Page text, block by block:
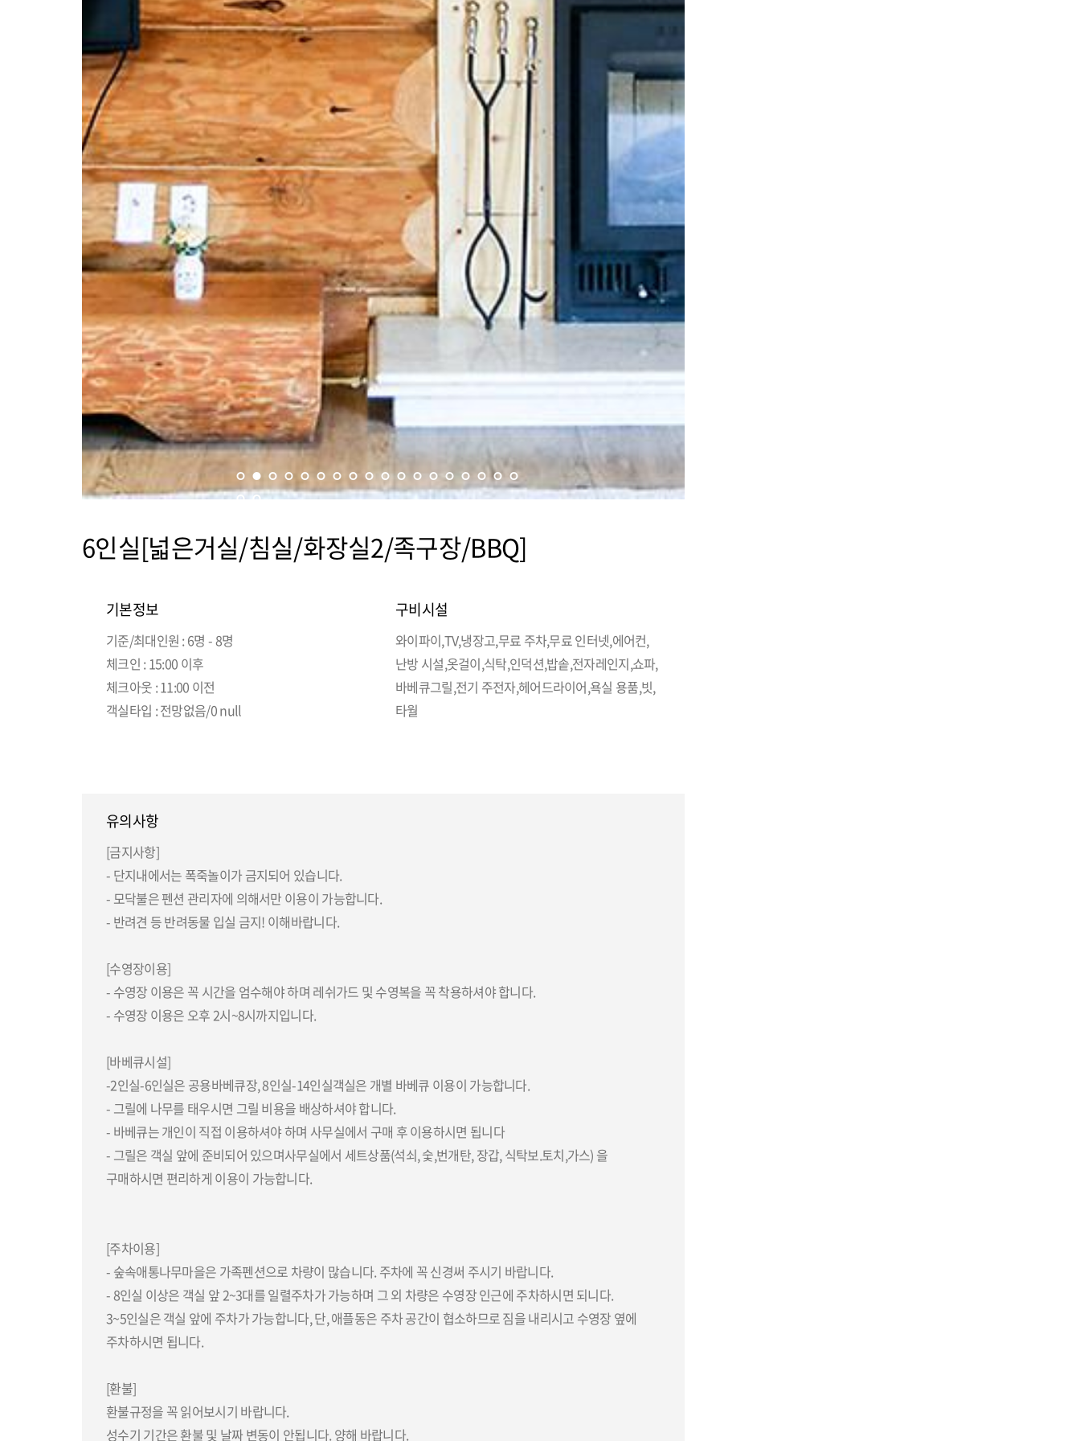
6인실[넓은거실/침실/화장실2/족구장/BBQ]
기본정보
기준/최대인원 : 6명 - 8명
체크인 : 15:00 이후
체크아웃 : 11:00 이전
객실타입 : 전망없음/0 null
구비시설
와이파이,TV,냉장고,무료 주차,무료 인터넷,에어컨,
난방 시설,옷걸이,식탁,인덕션,밥솥,전자레인지,쇼파,
바베큐그릴,전기 주전자,헤어드라이어,욕실 용품,빗,
타월
유의사항
[금지사항]
- 단지내에서는 폭죽놀이가 금지되어 있습니다.
- 모닥불은 펜션 관리자에 의해서만 이용이 가능합니다.
- 반려견 등 반려동물 입실 금지! 이해바랍니다.
[수영장이용]
- 수영장 이용은 꼭 시간을 엄수해야 하며 레쉬가드 및 수영복을 꼭 착용하셔야 합니다.
- 수영장 이용은 오후 2시~8시까지입니다.
[바베큐시설]
-2인실-6인실은 공용바베큐장, 8인실-14인실객실은 개별 바베큐 이용이 가능합니다.
- 그릴에 나무를 태우시면 그릴 비용을 배상하셔야 합니다.
- 바베큐는 개인이 직접 이용하셔야 하며 사무실에서 구매 후 이용하시면 됩니다
- 그릴은 객실 앞에 준비되어 있으며사무실에서 세트상품(석쇠, 숯,번개탄, 장갑, 식탁보.토치,가스) 을
구매하시면 편리하게 이용이 가능합니다.
[주차이용]
- 숲속애통나무마을은 가족펜션으로 차량이 많습니다. 주차에 꼭 신경써 주시기 바랍니다.
- 8인실 이상은 객실 앞 2~3대를 일렬주차가 가능하며 그 외 차량은 수영장 인근에 주차하시면 되니다.
3~5인실은 객실 앞에 주차가 가능합니다, 단, 애플동은 주차 공간이 협소하므로 짐을 내리시고 수영장 옆에
주차하시면 됩니다.
[환불]
환불규정을 꼭 읽어보시기 바랍니다.
성수기 기간은 환불 및 날짜 변동이 안됩니다. 양해 바랍니다.